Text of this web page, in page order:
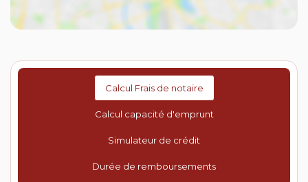
Calcul Frais de notaire
Calcul capacité d'emprunt
Simulateur de crédit
Durée de remboursements